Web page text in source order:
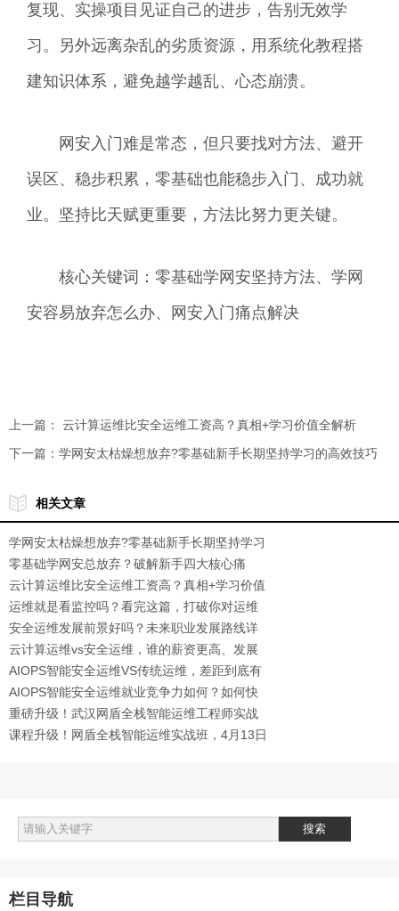
复现、实操项目见证自己的进步，告别无效学
习。另外远离杂乱的劣质资源，用系统化教程搭
建知识体系，避免越学越乱、心态崩溃。
网安入门难是常态，但只要找对方法、避开
误区、稳步积累，零基础也能稳步入门、成功就
业。坚持比天赋更重要，方法比努力更关键。
核心关键词：零基础学网安坚持方法、学网
安容易放弃怎么办、网安入门痛点解决
上一篇： 云计算运维比安全运维工资高？真相+学习价值全解析
下一篇： 学网安太枯燥想放弃?零基础新手长期坚持学习的高效技巧
相关文章
学网安太枯燥想放弃?零基础新手长期坚持学习
的高效技巧
零基础学网安总放弃？破解新手四大核心痛
点，轻松坚持入门
云计算运维比安全运维工资高？真相+学习价值
全解析
运维就是看监控吗？看完这篇，打破你对运维
的认知误区
安全运维发展前景好吗？未来职业发展路线详
解
云计算运维vs安全运维，谁的薪资更高、发展
前景更好？
AIOPS智能安全运维VS传统运维，差距到底有
多大？1
AIOPS智能安全运维就业竞争力如何？如何快
速提升入职率
重磅升级！武汉网盾全栈智能运维工程师实战
班2.0，解锁运维新高度1
课程升级！网盾全栈智能运维实战班，4月13日
栏目导航